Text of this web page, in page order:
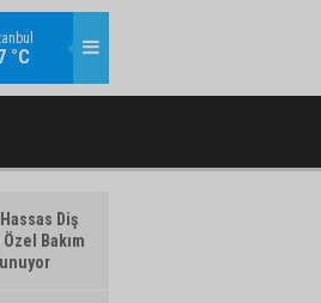
°C TÜRK TELEKOM’DAN YILIN İLK
Diş
Bakım